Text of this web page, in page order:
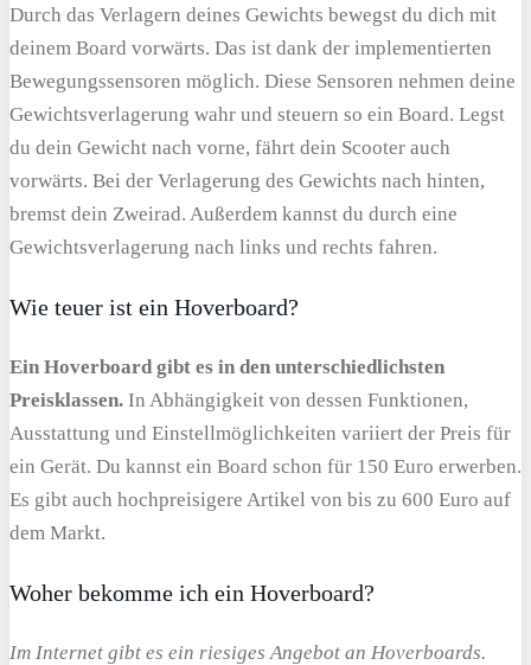
Durch das Verlagern deines Gewichts bewegst du dich mit
deinem Board vorwärts. Das ist dank der implementierten
Bewegungssensoren möglich. Diese Sensoren nehmen deine
Gewichtsverlagerung wahr und steuern so ein Board. Legst
du dein Gewicht nach vorne, fährt dein Scooter auch
vorwärts. Bei der Verlagerung des Gewichts nach hinten,
bremst dein Zweirad. Außerdem kannst du durch eine
Gewichtsverlagerung nach links und rechts fahren.
Wie teuer ist ein Hoverboard?
Ein Hoverboard gibt es in den unterschiedlichsten
Preisklassen. In Abhängigkeit von dessen Funktionen,
Ausstattung und Einstellmöglichkeiten variiert der Preis für
ein Gerät. Du kannst ein Board schon für 150 Euro erwerben.
Es gibt auch hochpreisigere Artikel von bis zu 600 Euro auf
dem Markt.
Woher bekomme ich ein Hoverboard?
Im Internet gibt es ein riesiges Angebot an Hoverboards.